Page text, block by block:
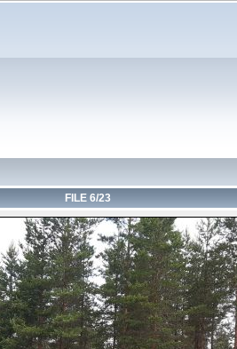
FILE 6/23